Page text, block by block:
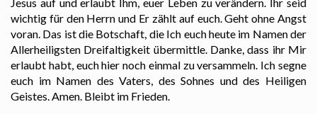
wichtig für den Herrn und Er zählt auf euch. Geht ohne Angst
voran. Das ist die Botschaft, die Ich euch heute im Namen der
Allerheiligsten Dreifaltigkeit übermittle. Danke, dass ihr Mir
erlaubt habt, euch hier noch einmal zu versammeln. Ich segne
euch im Namen des Vaters, des Sohnes und des Heiligen
Geistes. Amen. Bleibt im Frieden.